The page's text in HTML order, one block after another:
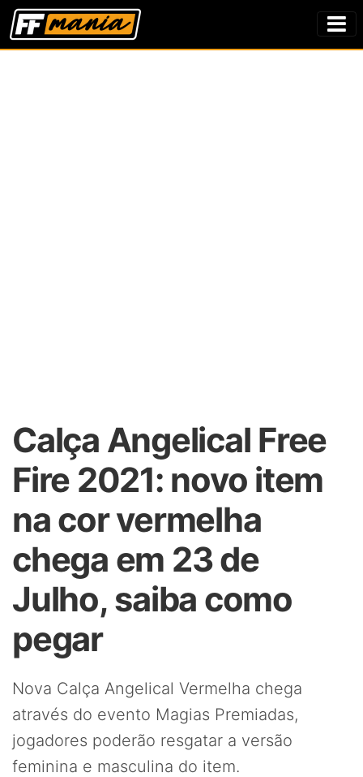
Calça Angelical Free
Fire 2021: novo item
na cor vermelha
chega em 23 de
Julho, saiba como
pegar
Nova Calça Angelical Vermelha chega
através do evento Magias Premiadas,
jogadores poderão resgatar a versão
feminina e masculina do item.